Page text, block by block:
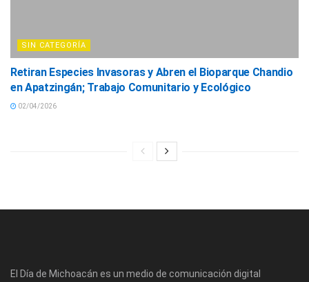
SIN CATEGORÍA
Retiran Especies Invasoras y Abren el Bioparque Chandio
en Apatzingán; Trabajo Comunitario y Ecológico
02/04/2026
El Día de Michoacán es un medio de comunicación digital